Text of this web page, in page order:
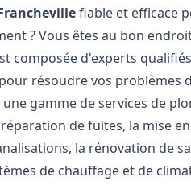
fiable et efficace
? Vous êtes au bon
composée d'experts
résoudre vos problèmes
gamme de services de
de fuites, la mise
la rénovation de
de chauffage et de